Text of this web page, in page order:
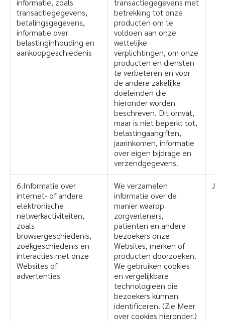
informatie, zoals
transactiegegevens,
betalingsgegevens,
informatie over
belastinginhouding en
aankoopgeschiedenis
transactiegegevens met
betrekking tot onze
producten om te
voldoen aan onze
wettelijke
verplichtingen, om onze
producten en diensten
te verbeteren en voor
de andere zakelijke
doeleinden die
hieronder worden
beschreven. Dit omvat,
maar is niet beperkt tot,
belastingaangiften,
jaarinkomen, informatie
over eigen bijdrage en
verzendgegevens.
6.Informatie over
internet- of andere
elektronische
netwerkactiviteiten,
zoals
browsergeschiedenis,
zoekgeschiedenis en
interacties met onze
Websites of
advertenties
We verzamelen
informatie over de
manier waarop
zorgverleners,
patiënten en andere
bezoekers onze
Websites, merken of
producten doorzoeken.
We gebruiken cookies
en vergelijkbare
technologieën die
bezoekers kunnen
identificeren. (Zie Meer
over cookies hieronder.)
Ja